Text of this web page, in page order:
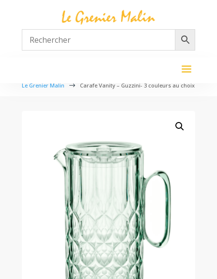
Le Grenier Malin $ Carafe Vanity – Guzzini- 3 couleurs au choix